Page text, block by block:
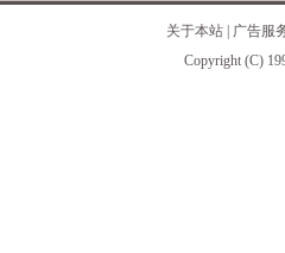
关于本站
广告服
Copyright (C)